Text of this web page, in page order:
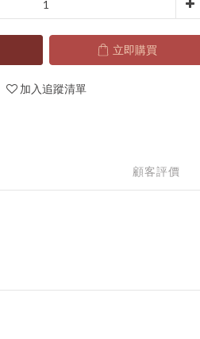
立即購買
加入追蹤清單
顧客評價